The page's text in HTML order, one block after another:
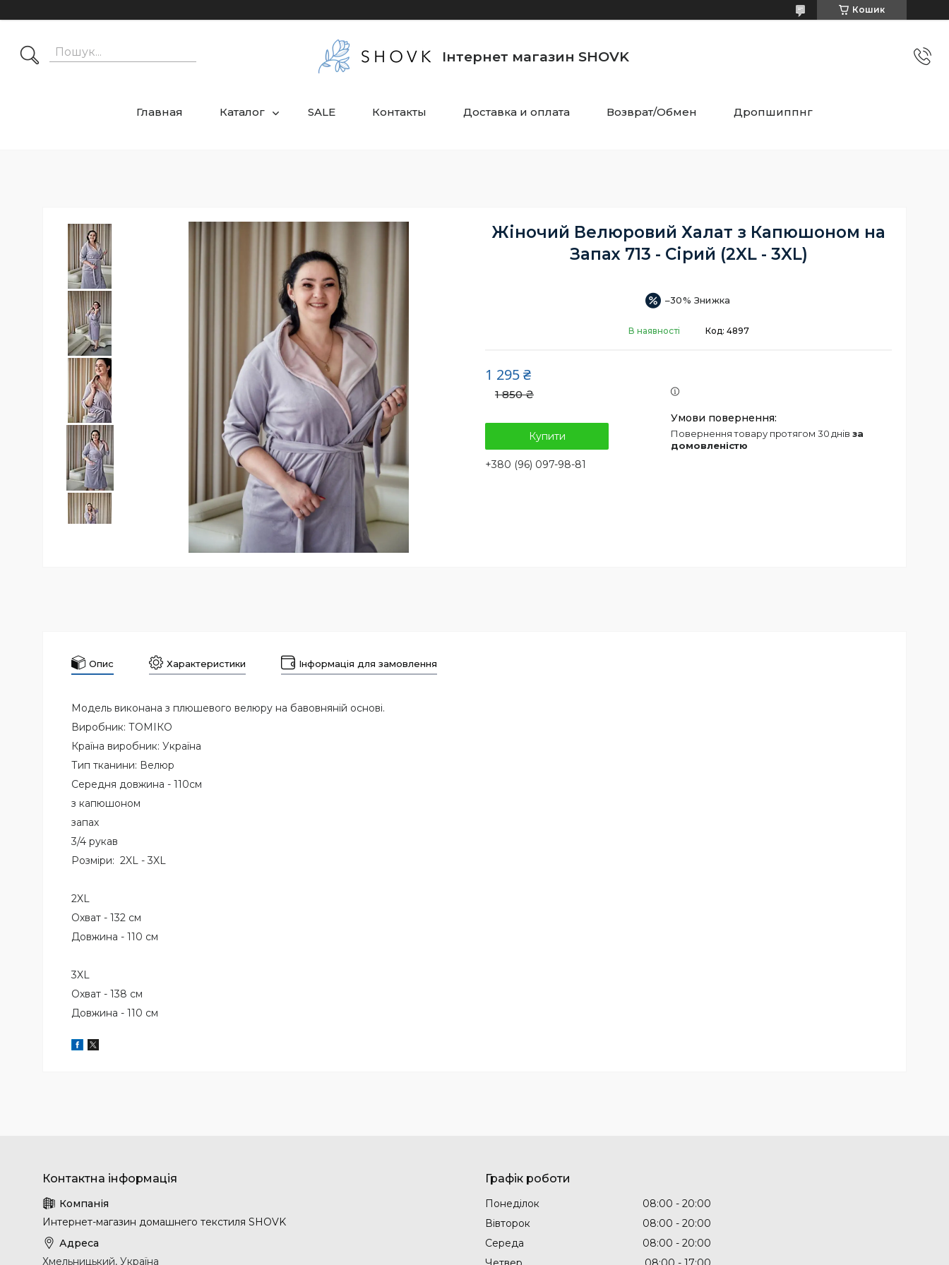
Кошик
Інтернет магазин SHOVK
Главная Каталог SALE Контакты Доставка и оплата Возврат/Обмен Дропшиппнг
Жіночий Велюровий Халат з Капюшоном на
Запах 713 - Сірий (2XL - 3XL)
–30%
В наявності Код: 4897
1 850 ₴
1 295 ₴
Купити
+380 (96) 097-98-81
повернення товару протягом 30 днів за
домовленістю
Опис Характеристики Інформація для замовлення
Модель виконана з плюшевого велюру на бавовняній основі.
Виробник: ТОМІКО
Країна виробник: Україна
Тип тканини: Велюр
Середня довжина - 110см
з капюшоном
запах
3/4 рукав
Розміри: 2XL - 3XL
2XL
Охват - 132 см
Довжина - 110 см
3XL
Охват - 138 см
Довжина - 110 см
Интернет-магазин домашнего текстиля SHOVK
Хмельницький, Україна
Графік роботи
Понеділок 08:00
20:00
Вівторок
08:00
20:00
Середа
08:00
20:00